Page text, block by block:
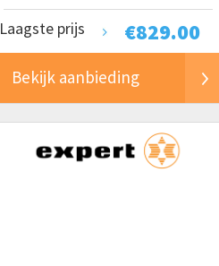
€829.00
Laagste prijs
Bekijk aanbieding